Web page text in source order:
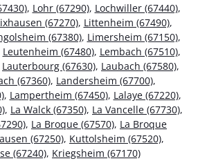
, Lohr (67290), Lochwiller (67440),
(67270), Littenheim (67490),
(67380), Limersheim (67150),
Leutenheim (67480), Lembach (67510),
Lauterbourg (67630), Laubach (67580),
(67360), Landersheim (67700),
, Lampertheim (67450), Lalaye (67220),
, La Walck (67350), La Vancelle (67730),
, La Broque (67570), La Broque
(67250), Kuttolsheim (67520),
(67240), Kriegsheim (67170)